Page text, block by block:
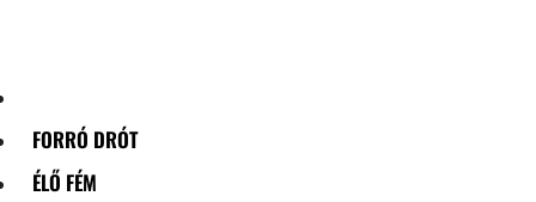
FORRÓ DRÓT
ÉLŐ FÉM